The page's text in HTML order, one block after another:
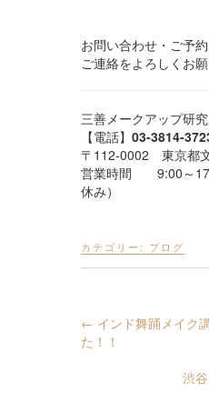
お問い合わせ・ご予
ご連絡をよろしくお願
三善メークアップ研
【電話】 03-3814-
〒112-0002 東京都
営業時間 9:00～
休み）
カテゴリー: ブログ
← インド舞踊メイク
た！！
渋